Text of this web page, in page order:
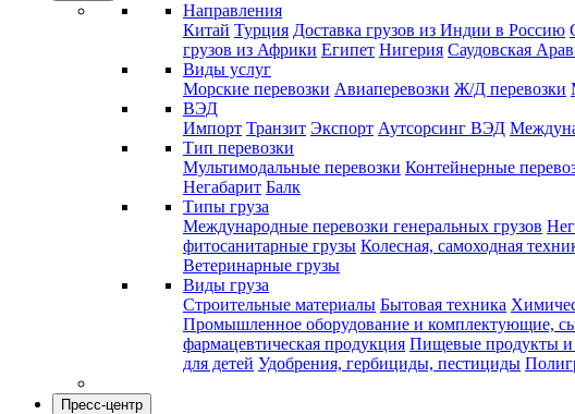
Направления
Китай Турция Доставка грузов из Индии в Россию
грузов из Африки Египет Нигерия Саудовская
Виды услуг
Морские перевозки Авиаперевозки Ж/Д перевозки
ВЭД
Импорт Транзит Экспорт Аутсорсинг ВЭД
Тип перевозки
Мультимодальные перевозки Контейнерные
Негабарит Балк
Типы груза
Международные перевозки генеральных грузов
фитосанитарные грузы Колесная, самоходная
Ветеринарные грузы
Виды груза
Строительные материалы Бытовая техника
Промышленное оборудование и комплектующие,
фармацевтическая продукция Пищевые продукты и
для детей Удобрения, гербициды, пестициды
Пресс-центр